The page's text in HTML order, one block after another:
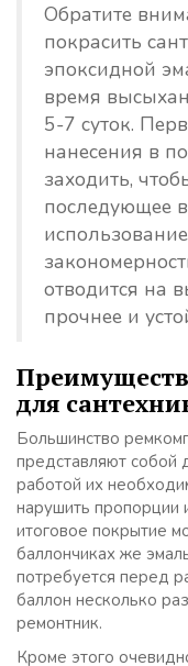
Обратите
покрасить
эпоксидной
время
5-7 суток.
нанесения в
заходить,
последующее
отводится на
прочнее и
для
Большинство
представляют собой
работой их
нарушить пропорции
итоговое покрытие
баллончиках же
потребуется перед
баллон несколько
ремонтник.
Кроме этого